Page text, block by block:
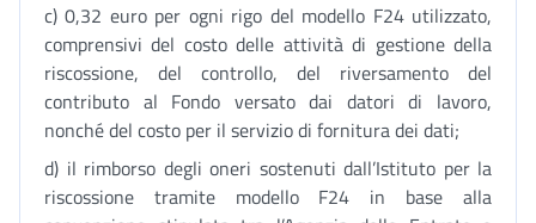
c) 0,32 euro per ogni rigo del modello F24 utilizzato,
comprensivi del costo delle attività di gestione della
riscossione, del controllo, del riversamento del
contributo al Fondo versato dai datori di lavoro,
nonché del costo per il servizio di fornitura dei dati;
d) il rimborso degli oneri sostenuti dall’Istituto per la
riscossione tramite modello F24 in base alla